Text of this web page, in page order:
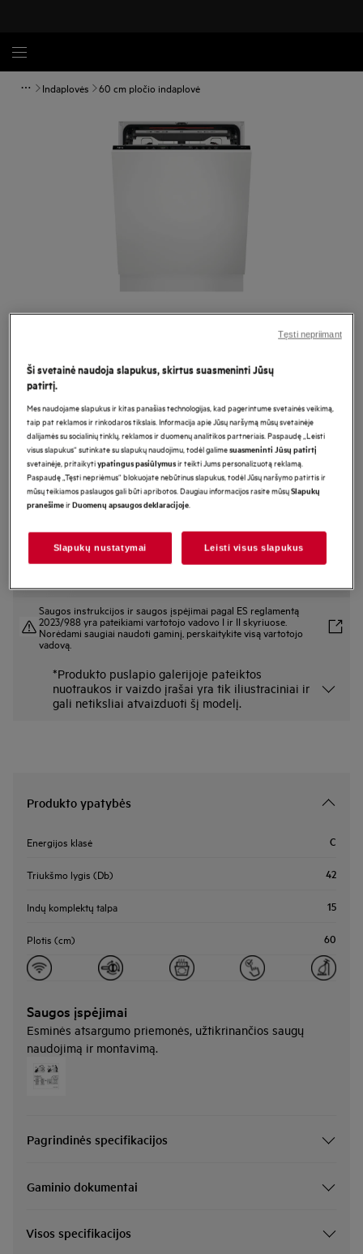
Indaplovės 60 cm pločio indaplovė
Spustelėkite, kad padidintumėte mastelį
FSE74718P
Montuojama indaplovė 59,6 cm 7000
serija „GlassCare“
Gaminio informacijos lapas
Pagrindiniai privalumai
Apsaugokite stiklinius indus nuo dūžimo su „SoftGrips“ ir „SoftSpikes“.
„QuickSelect“ padės sutaupyti vandens ir energijos.
Saugos instrukcijos ir saugos įspėjimai pagal ES reglamentą
2023/988 yra pateikiami vartotojo vadovo I ir II skyriuose.
Norėdami saugiai naudoti gaminį, perskaitykite visą vartotojo
vadovą.
*Produkto puslapio galerijoje pateiktos
nuotraukos ir vaizdo įrašai yra tik iliustraciniai ir
gali netiksliai atvaizduoti šį modelį.
Produkto ypatybės
Energijos klasė C
Triukšmo lygis (Db) 42
Indų komplektų talpa 15
Plotis (cm) 60
Saugos įspėjimai
Esminės atsargumo priemonės, užtikrinančios saugų
naudojimą ir montavimą.
Pagrindinės specifikacijos
Gaminio dokumentai
Visos specifikacijos
Ši svetainė naudoja slapukus, skirtus suasmeninti Jūsų
patirtį.
Mes naudojame slapukus ir kitas panašias technologijas, kad pagerintume svetainės veikimą,
taip pat reklamos ir rinkodaros tikslais. Informacija apie Jūsų naršymą mūsų svetainėje
dalijamės su socialinių tinklų, reklamos ir duomenų analitikos partneriais. Paspaudę „Leisti
visus slapukus“ sutinkate su slapukų naudojimu, todėl galimesuasmeninti Jūsų patirtį
svetainėje, pritaikytiypatingus pasiūlymusir teikti Jums personalizuotą reklamą.
Paspaudę „Tęsti nepriėmus“ blokuojate nebūtinus slapukus, todėl Jūsų naršymo patirtis ir
mūsų teikiamos paslaugos gali būti apribotos. Daugiau informacijos rasite mūsųSlapukų
pranešimeirDuomenų apsaugos deklaracijoje.
Slapukų nustatymai Leisti visus slapukus
Tęsti nepriimant